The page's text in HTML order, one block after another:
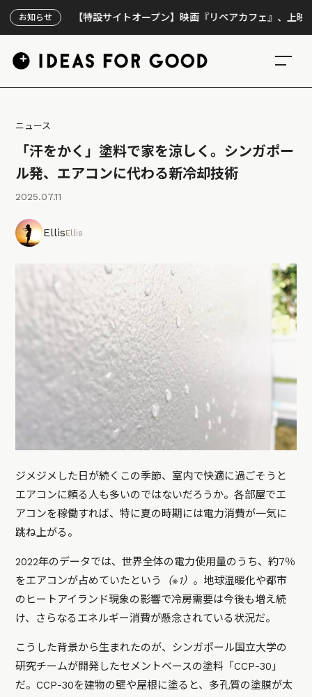
お知らせ【特設サイトオープン】映画『リペアカフェ』、上映300回
ニュース
「汗をかく」塗料で家を涼しく。シンガポー
ル発、エアコンに代わる新冷却技術
2025.07.11
EllisEllis
ジメジメした日が続くこの季節、室内で快適に過ごそうと
エアコンに頼る人も多いのではないだろうか。各部屋でエ
アコンを稼働すれば、特に夏の時期には電力消費が一気に
跳ね上がる。
2022年のデータでは、世界全体の電力使用量のうち、約7％
をエアコンが占めていたという
（※1） 。地球温暖化や都市
のヒートアイランド現象の影響で冷房需要は今後も増え続
け、さらなるエネルギー消費が懸念されている状況だ。
こうした背景から生まれたのが、シンガポール国立大学の
研究チームが開発したセメントベースの塗料「CCP-30」
だ。CCP-30を建物の壁や屋根に塗ると、多孔質の塗膜が太